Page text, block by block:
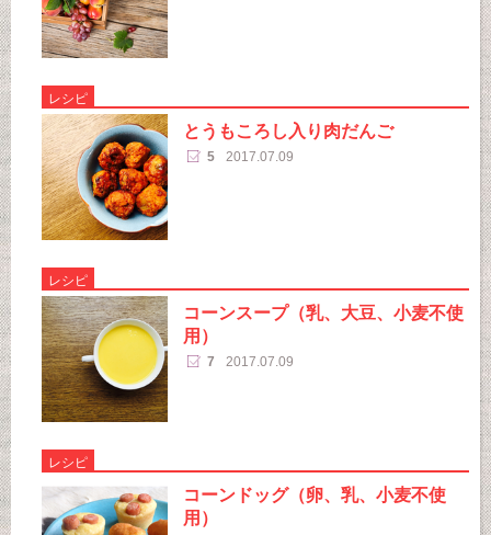
レシピ
とうもころし入り肉だんご
5 2017.07.09
レシピ
コーンスープ（乳、大豆、小麦不使
用）
7 2017.07.09
レシピ
コーンドッグ（卵、乳、小麦不使
用）